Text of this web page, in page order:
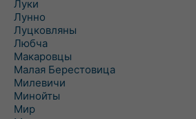
Луки
Лунно
Луцковляны
Любча
Макаровцы
Малая Берестовица
Милевичи
Минойты
Мир